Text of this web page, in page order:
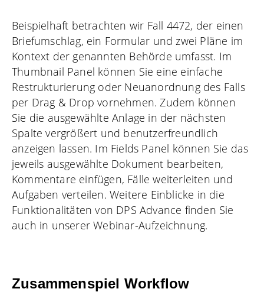
Beispielhaft betrachten wir Fall 4472, der einen
Briefumschlag, ein Formular und zwei Pläne im
Kontext der genannten Behörde umfasst. Im
Thumbnail Panel können Sie eine einfache
Restrukturierung oder Neuanordnung des Falls
per Drag & Drop vornehmen. Zudem können
Sie die ausgewählte Anlage in der nächsten
Spalte vergrößert und benutzerfreundlich
anzeigen lassen. Im Fields Panel können Sie das
jeweils ausgewählte Dokument bearbeiten,
Kommentare einfügen, Fälle weiterleiten und
Aufgaben verteilen. Weitere Einblicke in die
Funktionalitäten von DPS Advance finden Sie
auch in unserer Webinar-Aufzeichnung.
Zusammenspiel Workflow